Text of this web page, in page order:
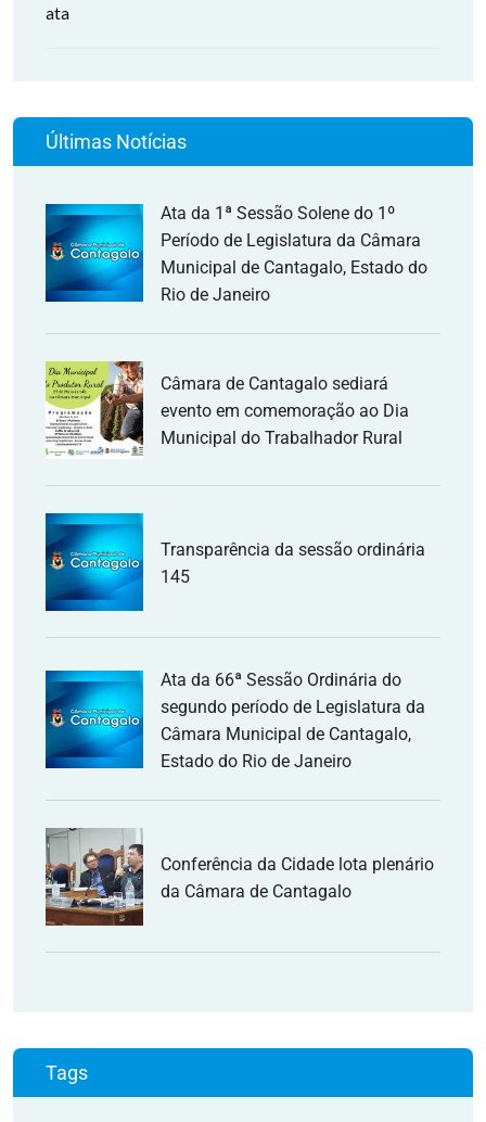
ata
Últimas Notícias
Ata da 1ª Sessão Solene do 1º
Período de Legislatura da Câmara
Municipal de Cantagalo, Estado do
Rio de Janeiro
Câmara de Cantagalo sediará
evento em comemoração ao Dia
Municipal do Trabalhador Rural
Transparência da sessão ordinária
145
Ata da 66ª Sessão Ordinária do
segundo período de Legislatura da
Câmara Municipal de Cantagalo,
Estado do Rio de Janeiro
Conferência da Cidade lota plenário
da Câmara de Cantagalo
Tags